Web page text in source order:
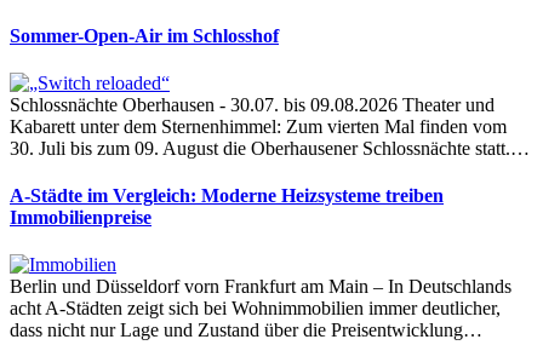
Sommer-Open-Air im Schlosshof
Schlossnächte Oberhausen - 30.07. bis 09.08.2026 Theater und
Kabarett unter dem Sternenhimmel: Zum vierten Mal finden vom
30. Juli bis zum 09. August die Oberhausener Schlossnächte statt.…
A-Städte im Vergleich: Moderne Heizsysteme treiben
Immobilienpreise
Berlin und Düsseldorf vorn Frankfurt am Main – In Deutschlands
acht A-Städten zeigt sich bei Wohnimmobilien immer deutlicher,
dass nicht nur Lage und Zustand über die Preisentwicklung…